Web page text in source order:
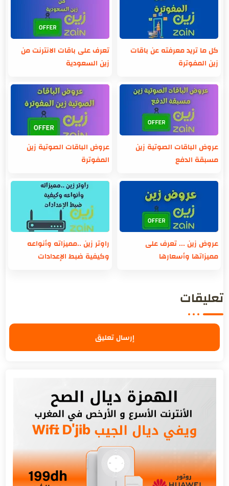
كل ما تريد معرفته عن باقات
زين المفوترة
تعرف على باقات الانترنت من
زين السعودية
عروض الباقات الصوتية زين
مسبقة الدفع
عروض الباقات الصوتية زين
المفوترة
عروض زين ... تعرف على
مميزاتها وأسعارها
راوتر زين ..مميزاته وأنواعه
وكيفية ضبط الإعدادات
تعليقات
إرسال تعليق